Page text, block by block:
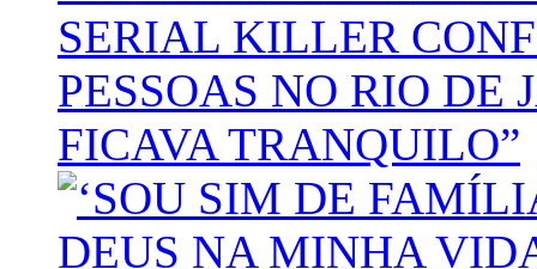
SERIAL KILLER
PESSOAS NO RIO DE
FICAVA TRANQUILO”